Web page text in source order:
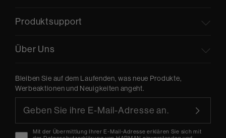
Produktsupport
Über Uns
Bleiben Sie auf dem Laufenden, was neue Produkte,
Werbeaktionen und Neuigkeiten angeht.
Mit der Übermittlung Ihrer E-Mail-Adresse erklären Sie sich mit